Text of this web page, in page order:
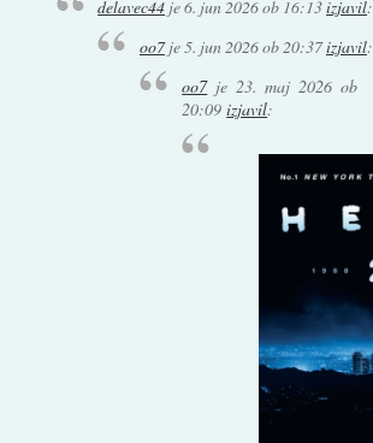
delavec44 je6. jun 2026 ob 16:13izjavil:
oo7je5. jun 2026 ob 20:37izjavil:
oo7je 23. maj 2026 ob
20:09 izjavil: